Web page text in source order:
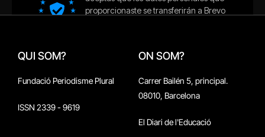
QUI SOM?
Fundació Periodisme Plural
ISSN 2339 - 9619
ON SOM?
Carrer Bailén 5, principal.
08010, Barcelona
El Diari de l'Educació